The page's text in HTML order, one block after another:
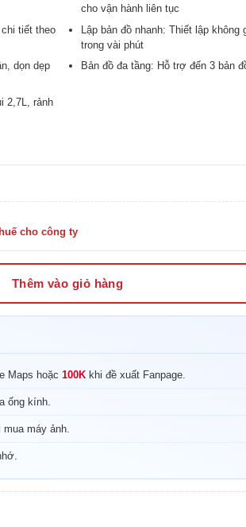
cho vận hành liên tục
chi tiết theo
Lập bản đồ nhanh: Thiết lập không
trong vài phút
dọn dẹp
Bản đồ đa tầng: Hỗ trợ đến 3 bản
2,7L, rảnh
Thêm vào giỏ hàng
Maps hoặc 100K khi đề xuất Fanpage.
ống kính.
máy ảnh.